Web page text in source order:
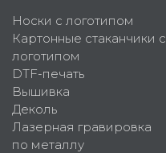
Носки с логотипом
Картонные стаканчики с
логотипом
DTF-печать
Вышивка
Деколь
Лазерная гравировка
по металлу